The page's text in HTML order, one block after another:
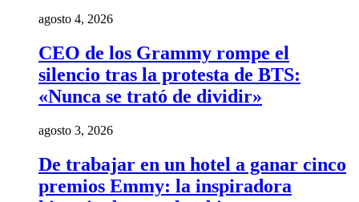
agosto 4, 2026
CEO de los Grammy rompe el
silencio tras la protesta de BTS:
«Nunca se trató de dividir»
agosto 3, 2026
De trabajar en un hotel a ganar cinco
premios Emmy: la inspiradora